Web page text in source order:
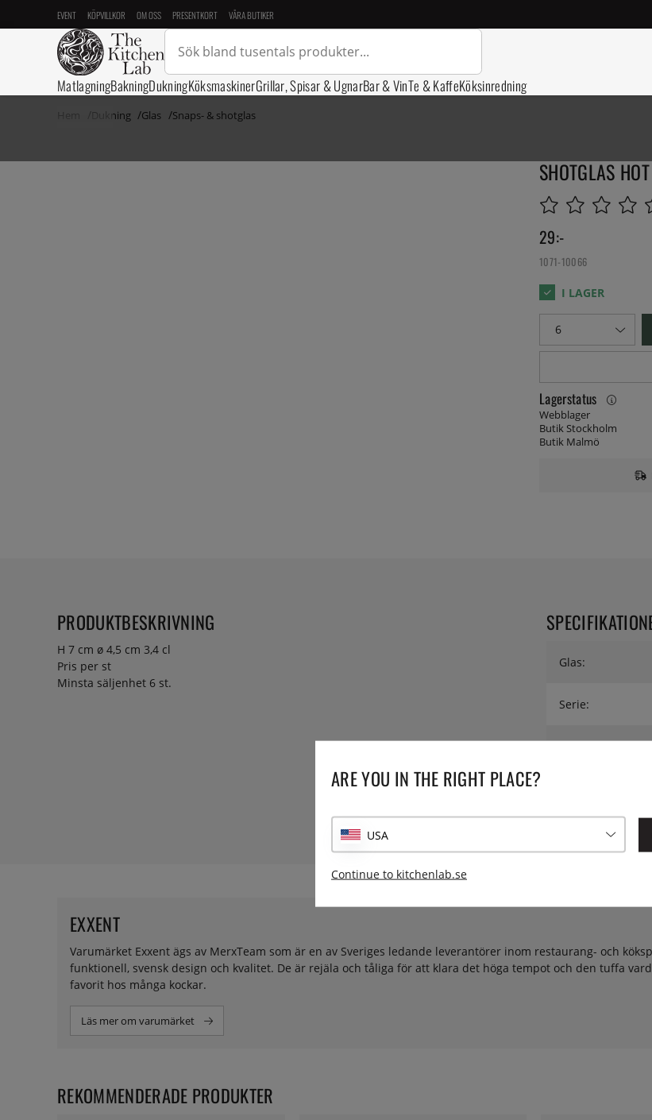
EVENT KÖPVILLKOR OM OSS PRESENTKORT VÅRA BUTIKER
MatlagningBakningDukningKöksmaskinerGrillar, Spisar & UgnarBar & VinTe & KaffeKöksinredning
Dukning Glas Snaps- & shotglas
SHOTGLAS
29:-
1071-10066
Lagerstatus
Webblager
Butik Stockholm
Butik Malmö
PRODUKTBESKRIVNING
H 7 cm ø 4,5 cm 3,4 cl
Pris per st
Minsta säljenhet 6 st.
Glas:
Serie:
Volym:
Varumärket Exxent ägs av MerxTeam som är en av Sveriges ledande leverantörer inom restaurang- och
funktionell, svensk design och kvalitet. De är rejäla och tåliga för att klara det höga tempot och den tuffa
favorit hos många kockar.
EXXENT
Läs mer om varumärket
REKOMMENDERADE PRODUKTER
ARE YOU IN THE RIGHT PLACE?
USA
Continue to kitchenlab.se